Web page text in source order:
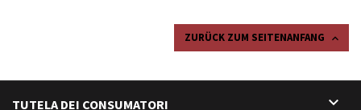
ZURÜCK ZUM SEITENANFANG 
TUTELA DEI CONSUMATORI 